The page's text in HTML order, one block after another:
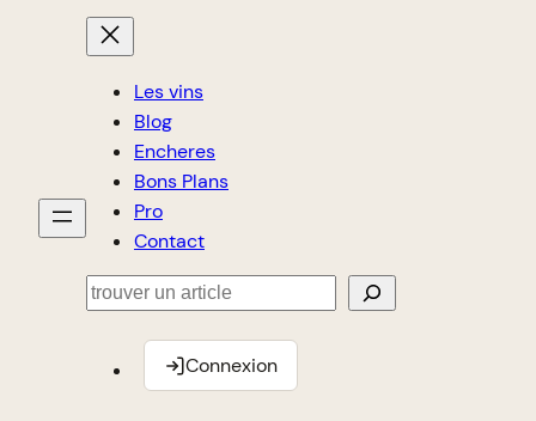
Les vins
Blog
Encheres
Bons Plans
Pro
Contact
Rechercher
Connexion